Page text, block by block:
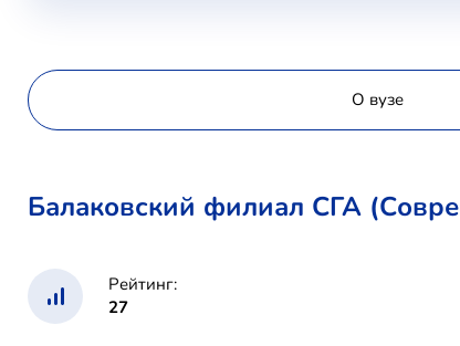
О вузе
Балаковский филиал СГА
Рейтинг:
27